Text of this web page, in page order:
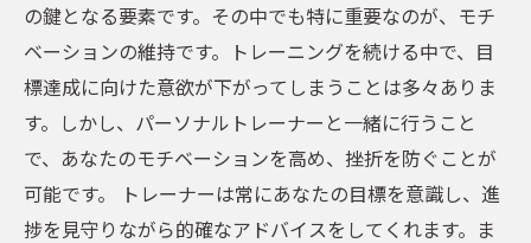
の鍵となる要素です。その中でも特に重要なのが、モチ
ベーションの維持です。トレーニングを続ける中で、目
標達成に向けた意欲が下がってしまうことは多々ありま
す。しかし、パーソナルトレーナーと一緒に行うこと
で、あなたのモチベーションを高め、挫折を防ぐことが
可能です。 トレーナーは常にあなたの目標を意識し、進
捗を見守りながら的確なアドバイスをしてくれます。ま